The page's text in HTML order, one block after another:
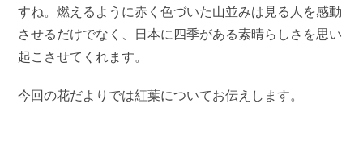
すね。燃えるように赤く色づいた山並みは見る人を感動
させるだけでなく、日本に四季がある素晴らしさを思い
起こさせてくれます。
今回の花だよりでは紅葉についてお伝えします。